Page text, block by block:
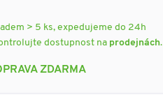
> 5 ks, expedujeme do 24h
dostupnost na prodejnách.
ZDARMA